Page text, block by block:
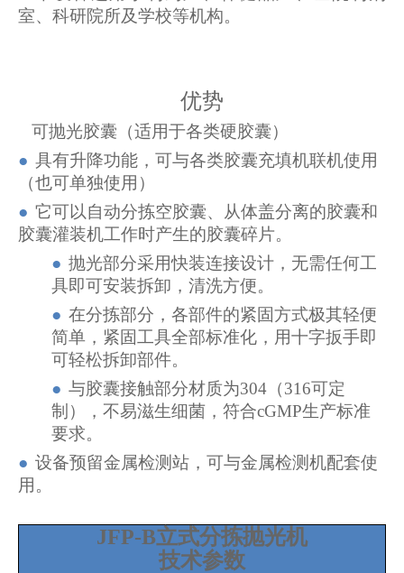
室、科研院所及学校等机构。
优势
可抛光胶囊（适用于各类硬胶囊）
● 具有升降功能，可与各类胶囊充填机联机使用
（也可单独使用）
● 它可以自动分拣空胶囊、从体盖分离的胶囊和
胶囊灌装机工作时产生的胶囊碎片。
● 抛光部分采用快装连接设计，无需任何工
具即可安装拆卸，清洗方便。
● 在分拣部分，各部件的紧固方式极其轻便
简单，紧固工具全部标准化，用十字扳手即
可轻松拆卸部件。
● 与胶囊接触部分材质为304（316可定
制），不易滋生细菌，符合cGMP生产标准
要求。
● 设备预留金属检测站，可与金属检测机配套使
用。
JFP-B立式分拣抛光机
技术参数